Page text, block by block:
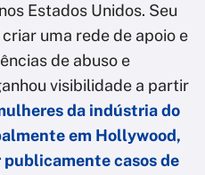
Estados Unidos. Seu
uma rede de apoio e
de abuso e
visibilidade a partir
da indústria do
em Hollywood,
casos de